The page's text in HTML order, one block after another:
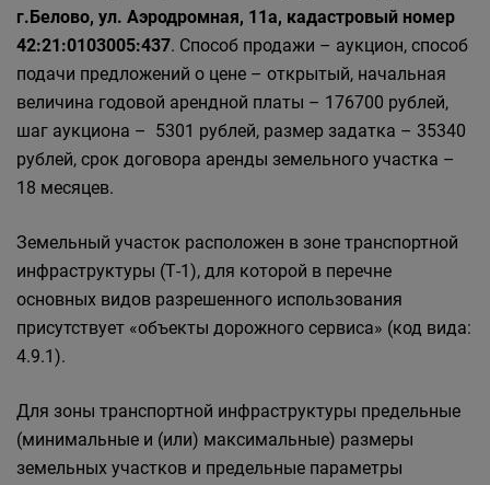
г.Белово, ул. Аэродромная, 11а, кадастровый номер
42:21:0103005:437. Способ продажи – аукцион, способ
подачи предложений о цене – открытый, начальная
величина годовой арендной платы – 176700 рублей,
шаг аукциона – 5301 рублей, размер задатка – 35340
рублей, срок договора аренды земельного участка –
18 месяцев.
Земельный участок расположен в зоне транспортной
инфраструктуры (Т-1), для которой в перечне
основных видов разрешенного использования
присутствует «объекты дорожного сервиса» (код вида:
4.9.1).
Для зоны транспортной инфраструктуры предельные
(минимальные и (или) максимальные) размеры
земельных участков и предельные параметры